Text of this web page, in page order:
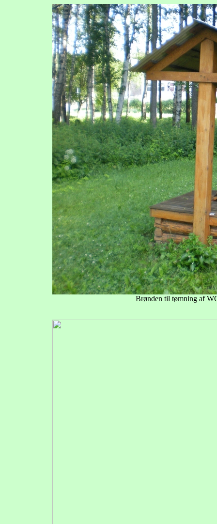
Brønden til tømning af